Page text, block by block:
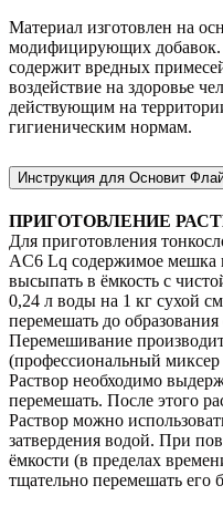
Материал изготовлен на
модифицирующих добавок.
содержит вредных
воздействие на здоровье
действующим на
гигиеническим нормам.
Инструкция для Основит
ПРИГОТОВЛЕНИЕ
Для приготовления
AC6 Lq содержимое мешка
высыпать в ёмкость с
0,24 л воды на 1 кг сухой
перемешать до
Перемешивание
(профессиональный миксер
Раствор необходимо
перемешать. После этого
Раствор можно
затвердения водой. При
ёмкости (в пределах
тщательно перемешать его